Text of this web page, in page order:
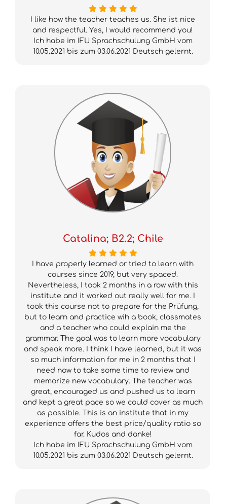
I like how the teacher teaches us. She ist nice
and respectful. Yes, I would recommend you!
Ich habe im IFU Sprachschulung GmbH vom
10.05.2021 bis zum 03.06.2021 Deutsch gelernt.
Catalina; B2.2; Chile
I have properly learned or tried to learn with
courses since 2019, but very spaced.
Nevertheless, I took 2 months in a row with this
institute and it worked out really well for me. I
took this course not to prepare for the Prüfung,
but to learn and practice wih a book, classmates
and a teacher who could explain me the
grammar. The goal was to learn more vocabulary
and speak more. I think I have learned, but it was
so much information for me in 2 months that I
need now to take some time to review and
memorize new vocabulary. The teacher was
great, encouraged us and pushed us to learn
and kept a great pace so we could cover as much
as possible. This is an institute that in my
experience offers the best price/quality ratio so
far. Kudos and danke!
Ich habe im IFU Sprachschulung GmbH vom
10.05.2021 bis zum 03.06.2021 Deutsch gelernt.